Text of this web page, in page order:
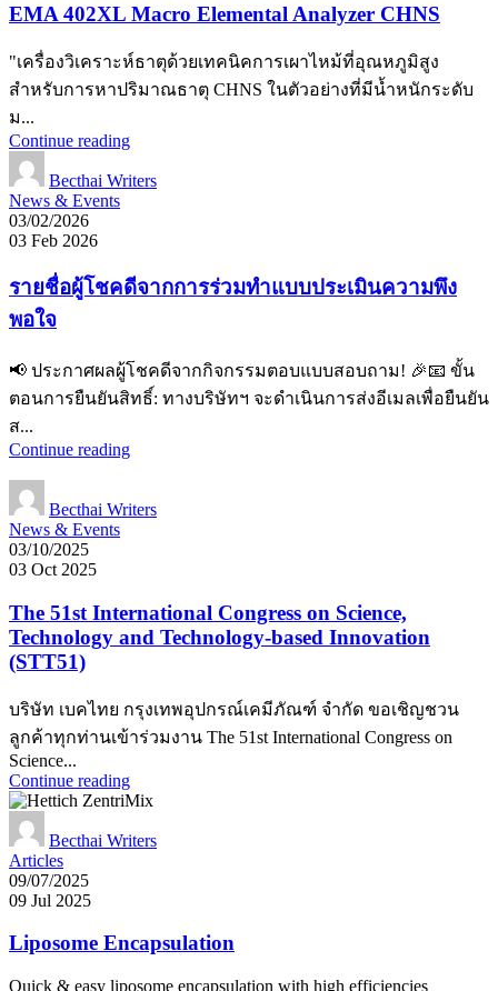
EMA 402XL Macro Elemental Analyzer CHNS
"เครื่องวิเคราะห์ธาตุด้วยเทคนิคการเผาไหม้ที่อุณหภูมิสูง
สำหรับการหาปริมาณธาตุ CHNS ในตัวอย่างที่มีน้ำหนักระดับ
ม...
Continue reading
Becthai Writers
News & Events
03/02/2026
03 Feb 2026
รายชื่อผู้โชคดีจากการร่วมทำแบบประเมินความพึง
พอใจ
📢 ประกาศผลผู้โชคดีจากกิจกรรมตอบแบบสอบถาม! 🎉📧 ขั้น
ตอนการยืนยันสิทธิ์: ทางบริษัทฯ จะดำเนินการส่งอีเมลเพื่อยืนยัน
ส...
Continue reading
Becthai Writers
News & Events
03/10/2025
03 Oct 2025
The 51st International Congress on Science,
Technology and Technology-based Innovation
(STT51)
บริษัท เบคไทย กรุงเทพอุปกรณ์เคมีภัณฑ์ จำกัด ขอเชิญชวน
ลูกค้าทุกท่านเข้าร่วมงาน The 51st International Congress on
Science...
Continue reading
Becthai Writers
Articles
09/07/2025
09 Jul 2025
Liposome Encapsulation
Quick & easy liposome encapsulation with high efficiencies